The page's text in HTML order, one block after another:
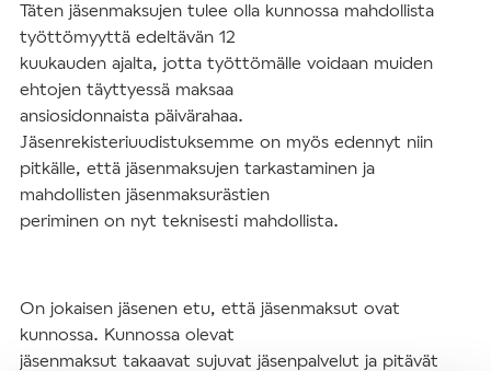
Täten jäsenmaksujen tulee olla kunnossa mahdollista
työttömyyttä edeltävän 12
kuukauden ajalta, jotta työttömälle voidaan muiden
ehtojen täyttyessä maksaa
ansiosidonnaista päivärahaa.
Jäsenrekisteriuudistuksemme on myös edennyt niin
pitkälle, että jäsenmaksujen tarkastaminen ja
mahdollisten jäsenmaksurästien
periminen on nyt teknisesti mahdollista.
On jokaisen jäsenen etu, että jäsenmaksut ovat
kunnossa. Kunnossa olevat
jäsenmaksut takaavat sujuvat jäsenpalvelut ja pitävät